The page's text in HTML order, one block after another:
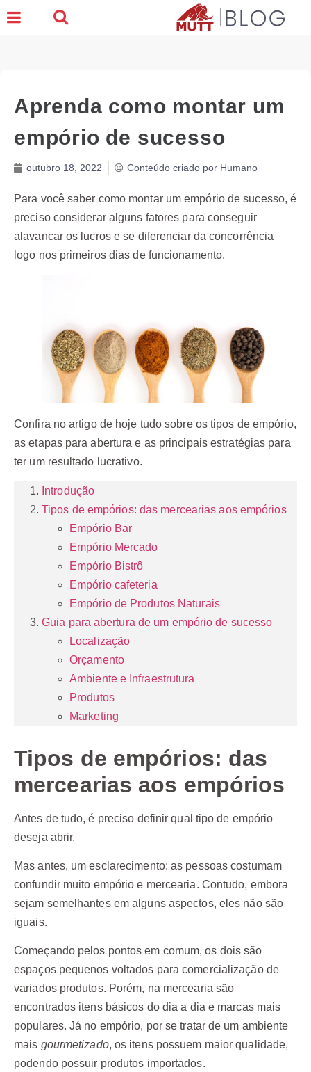
Aprenda como montar um
empório de sucesso
outubro 18, 2022 Conteúdo criado por Humano
Para você saber como montar um empório de sucesso, é
preciso considerar alguns fatores para conseguir
alavancar os lucros e se diferenciar da concorrência
logo nos primeiros dias de funcionamento.
Confira no artigo de hoje tudo sobre os tipos de empório,
as etapas para abertura e as principais estratégias para
ter um resultado lucrativo.
Introdução
Tipos de empórios: das mercearias aos empórios
Empório Bar
Empório Mercado
Empório Bistrô
Empório cafeteria
Empório de Produtos Naturais
Guia para abertura de um empório de sucesso
Localização
Orçamento
Ambiente e Infraestrutura
Produtos
Marketing
Tipos de empórios: das
mercearias aos empórios
Antes de tudo, é preciso definir qual tipo de empório
deseja abrir.
Mas antes, um esclarecimento: as pessoas costumam
confundir muito empório e mercearia. Contudo, embora
sejam semelhantes em alguns aspectos, eles não são
iguais.
Começando pelos pontos em comum, os dois são
espaços pequenos voltados para comercialização de
variados produtos. Porém, na mercearia são
encontrados itens básicos do dia a dia e marcas mais
populares. Já no empório, por se tratar de um ambiente
mais gourmetizado, os itens possuem maior qualidade,
podendo possuir produtos importados.